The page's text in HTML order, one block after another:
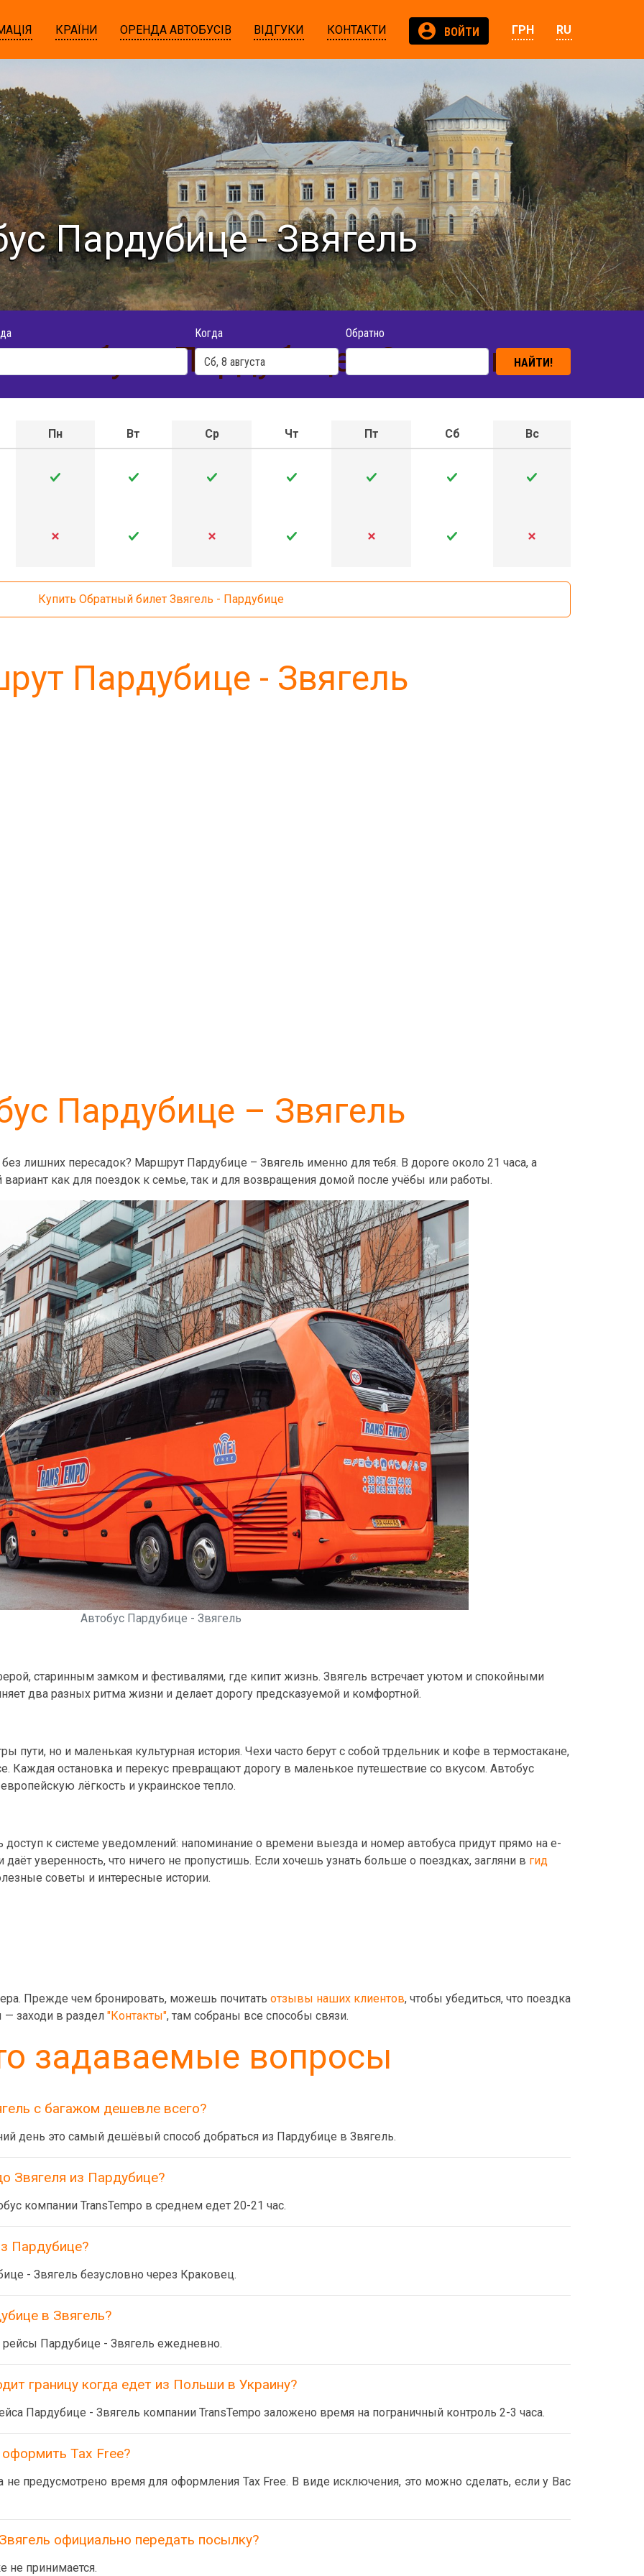
КРАЇНИ ОРЕНДА АВТОБУСІВ ВІДГУКИ КОНТАКТИ ВОЙТИ ГРН RU
Пардубице - Звягель
Когда Обратно
НАЙТИ!
автобуса Пардубице - Звягель
Пн Вт Ср Чт Пт Сб Вс
Купить Обратный билет Звягель - Пардубице
Пардубице - Звягель
Пардубице – Звягель
лишних пересадок? Маршрут Пардубице – Звягель именно для тебя. В дороге около 21 часа, а
как для поездок к семье, так и для возвращения домой после учёбы или работы.
Автобус Пардубице - Звягель
старинным замком и фестивалями, где кипит жизнь. Звягель встречает уютом и спокойными
два разных ритма жизни и делает дорогу предсказуемой и комфортной.
пути, но и маленькая культурная история. Чехи часто берут с собой трдельник и кофе в термостакане,
Каждая остановка и перекус превращают дорогу в маленькое путешествие со вкусом. Автобус
лёгкость и украинское тепло.
к системе уведомлений: напоминание о времени выезда и номер автобуса придут прямо на e-
уверенность, что ничего не пропустишь. Если хочешь узнать больше о поездках, загляни в гид
советы и интересные истории.
Прежде чем бронировать, можешь почитать отзывы наших клиентов, чтобы убедиться, что поездка
заходи в раздел "Контакты", там собраны все способы связи.
задаваемые вопросы
с багажом дешевле всего?
день это самый дешёвый способ добраться из Пардубице в Звягель.
Звягеля из Пардубице?
компании TransTempo в среднем едет 20-21 час.
Пардубице?
- Звягель безусловно через Краковец.
в Звягель?
Пардубице - Звягель ежедневно.
границу когда едет из Польши в Украину?
Пардубице - Звягель компании TransTempo заложено время на пограничный контроль 2-3 часа.
Tax Free?
предусмотрено время для оформления Tax Free. В виде исключения, это можно сделать, если у Вас
официально передать посылку?
не принимается.